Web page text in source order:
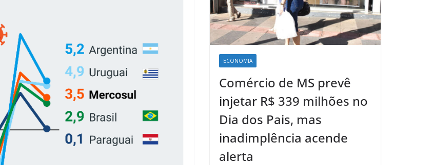
ECONOMIA
Comércio de MS prevê
injetar R$ 339 milhões no
Dia dos Pais, mas
inadimplência acende
alerta